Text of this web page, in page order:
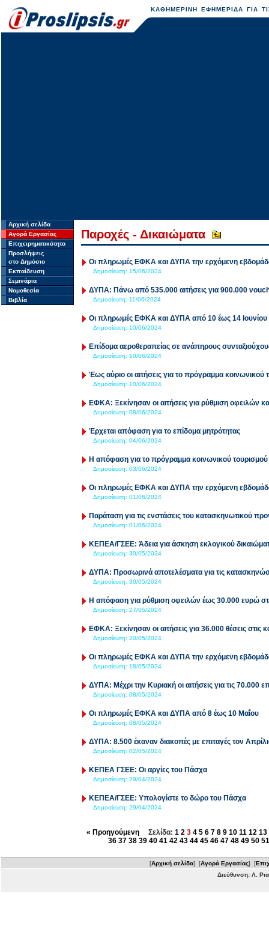
ΚΑΘΗΜΕΡΙΝΗ ΕΦΗΜΕΡΙΔΑ ΓΙΑ
Αρχική σελίδα
Αγορά Εργασίας
Επιχειρηματικότητα
Προσλήψεις
στο Δημόσιο
Εκπαίδευση
Σεμινάρια
Νομοθεσία
Βιβλία
Παροχές - Δικαιώματα
Οι πληρωμές ΕΦΚΑ και ΔΥΠΑ την ερχόμενη
Δημοσίευση: 15/06/2024
ΔΥΠΑ: Πάνω από 535.000 αιτήσεις για 900.000
Δημοσίευση: 11/06/2024
Οι πληρωμές ΕΦΚΑ και ΔΥΠΑ από 10 έως 14 Ιουνίου
Δημοσίευση: 10/06/2024
Επίδομα αεροθεραπείας σε ανάπηρους
Δημοσίευση: 10/06/2024
Έως αύριο οι αιτήσεις για το πρόγραμμα κοινωνικού
Δημοσίευση: 10/06/2024
ΕΦΚΑ: Ξεκίνησαν οι αιτήσεις για ρύθμιση οφειλών
Δημοσίευση: 08/06/2024
Έρχεται απόφαση για το επίδομα μητρότητας
Δημοσίευση: 04/06/2024
Η απόφαση για το πρόγραμμα κοινωνικού τουρισμού
Δημοσίευση: 03/06/2024
Οι πληρωμές ΕΦΚΑ και ΔΥΠΑ την ερχόμενη
Δημοσίευση: 01/06/2024
Παράταση για τις ενστάσεις του κατασκηνωτικού
Δημοσίευση: 01/06/2024
ΚΕΠΕΑ/ΓΣΕΕ: Άδεια για άσκηση εκλογικού
Δημοσίευση: 30/05/2024
ΔΥΠΑ: Προσωρινά αποτελέσματα για τις
Δημοσίευση: 30/05/2024
Η απόφαση για ρύθμιση οφειλών έως 30.000 ευρώ
Δημοσίευση: 27/05/2024
ΕΦΚΑ: Ξεκίνησαν οι αιτήσεις για 36.000 θέσεις στις
Δημοσίευση: 20/05/2024
Οι πληρωμές ΕΦΚΑ και ΔΥΠΑ την ερχόμενη
Δημοσίευση: 18/05/2024
ΔΥΠΑ: Μέχρι την Κυριακή οι αιτήσεις για τις 70.000
Δημοσίευση: 08/05/2024
Οι πληρωμές ΕΦΚΑ και ΔΥΠΑ από 8 έως 10 Μαΐου
Δημοσίευση: 08/05/2024
ΔΥΠΑ: 8.500 έκαναν διακοπές με επιταγές τον
Δημοσίευση: 02/05/2024
ΚΕΠΕΑ ΓΣΕΕ: Οι αργίες του Πάσχα
Δημοσίευση: 29/04/2024
ΚΕΠΕΑ/ΓΣΕΕ: Υπολογίστε το δώρο του Πάσχα
Δημοσίευση: 29/04/2024
« ΠροηγούμενηΣελίδα: 1 2 3 4 5 6 7 8 9 10 11 12 13
36 37 38 39 40 41 42 43 44 45 46 47 48 49 50 51
[Αρχική σελίδα] [Αγορά Εργασίας] [
Διεύθυνση: Λ.